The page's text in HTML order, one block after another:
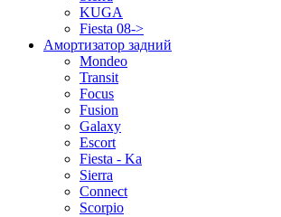
KUGA
Fiesta 08->
Амортизатор задний
Mondeo
Transit
Focus
Fusion
Galaxy
Escort
Fiesta - Ka
Sierra
Connect
Scorpio